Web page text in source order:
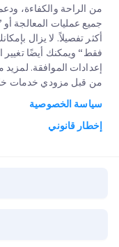
طلب عرض اسعار
تسجيل دخول العملاء
التسجيل
تتبع طلبك
عنا
الوظائف
مدونة
البيئة و المجتمع
شريك خدمة القناة
خدماتنا
التخليص الجمركي
من الراحة والكفاءة،
جميع عمليات المعالجة أو
أكثر تفصيلاً. لا يزال
فقط“ ويمكنك أيضًا
إعدادات الموافقة.
من قبل مزودي خدمات
سياسة الخصوصية
إخطار قانوني